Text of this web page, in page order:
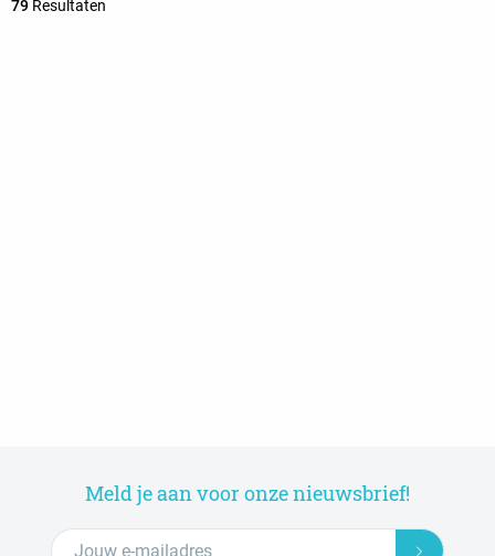
79 Resultaten
Meld je aan voor onze nieuwsbrief!